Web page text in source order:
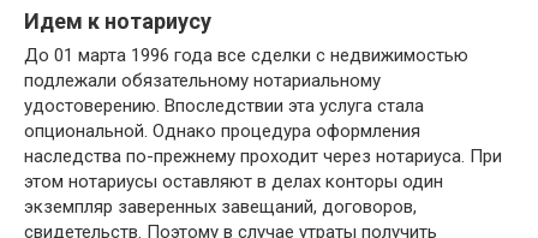
Идем к нотариусу
До 01 марта 1996 года все сделки с недвижимостью
подлежали обязательному нотариальному
удостоверению. Впоследствии эта услуга стала
опциональной. Однако процедура оформления
наследства по-прежнему проходит через нотариуса. При
этом нотариусы оставляют в делах конторы один
экземпляр заверенных завещаний, договоров,
свидетельств. Поэтому в случае утраты получить